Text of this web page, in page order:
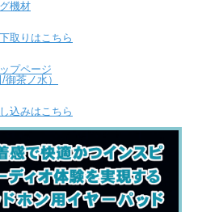
機材
取りはこちら
プページ
茶ノ水）
込みはこちら